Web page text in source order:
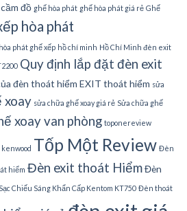
đồ ghế hòa phát ghế hòa phát giá rẻ Ghế
hòa phát
hòa phát ghế xếp hồ chí minh Hồ Chí Minh đèn exit
Quy định lắp đặt đèn exit
đèn thoát hiểm EXIT thoát hiểm sửa
xoay sửa chữa ghế xoay giá rẻ Sửa chữa ghế
xoay van phòng toponereview
kenwood Tốp Một Review Đèn
hiểm Đèn exit thoát HiểmĐèn
Chiếu Sáng Khẩn Cấp Kentom KT750 Đèn thoát